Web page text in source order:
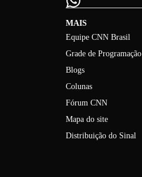
MAIS
Equipe CNN Brasil
Grade de Programação
Blogs
Colunas
Fórum CNN
Mapa do site
Distribuição do Sinal